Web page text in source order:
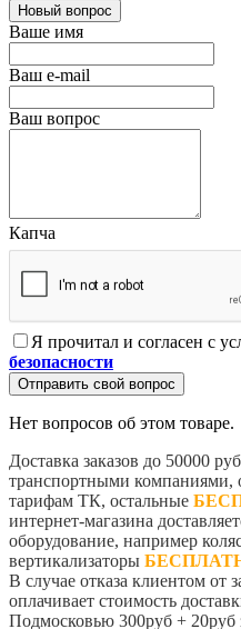
Новый вопрос
Ваше имя
Ваш e-mail
Ваш вопрос
Капча
Я прочитал и согласен с
безопасности
Отправить свой вопрос
Нет вопросов об этом товаре.
Доставка заказов до 50000
транспортными компаниями,
тарифам ТК, остальные
интернет-магазина
оборудование, например
вертикализаторы
В случае отказа клиентом от
оплачивает стоимость
Подмосковью 300руб +